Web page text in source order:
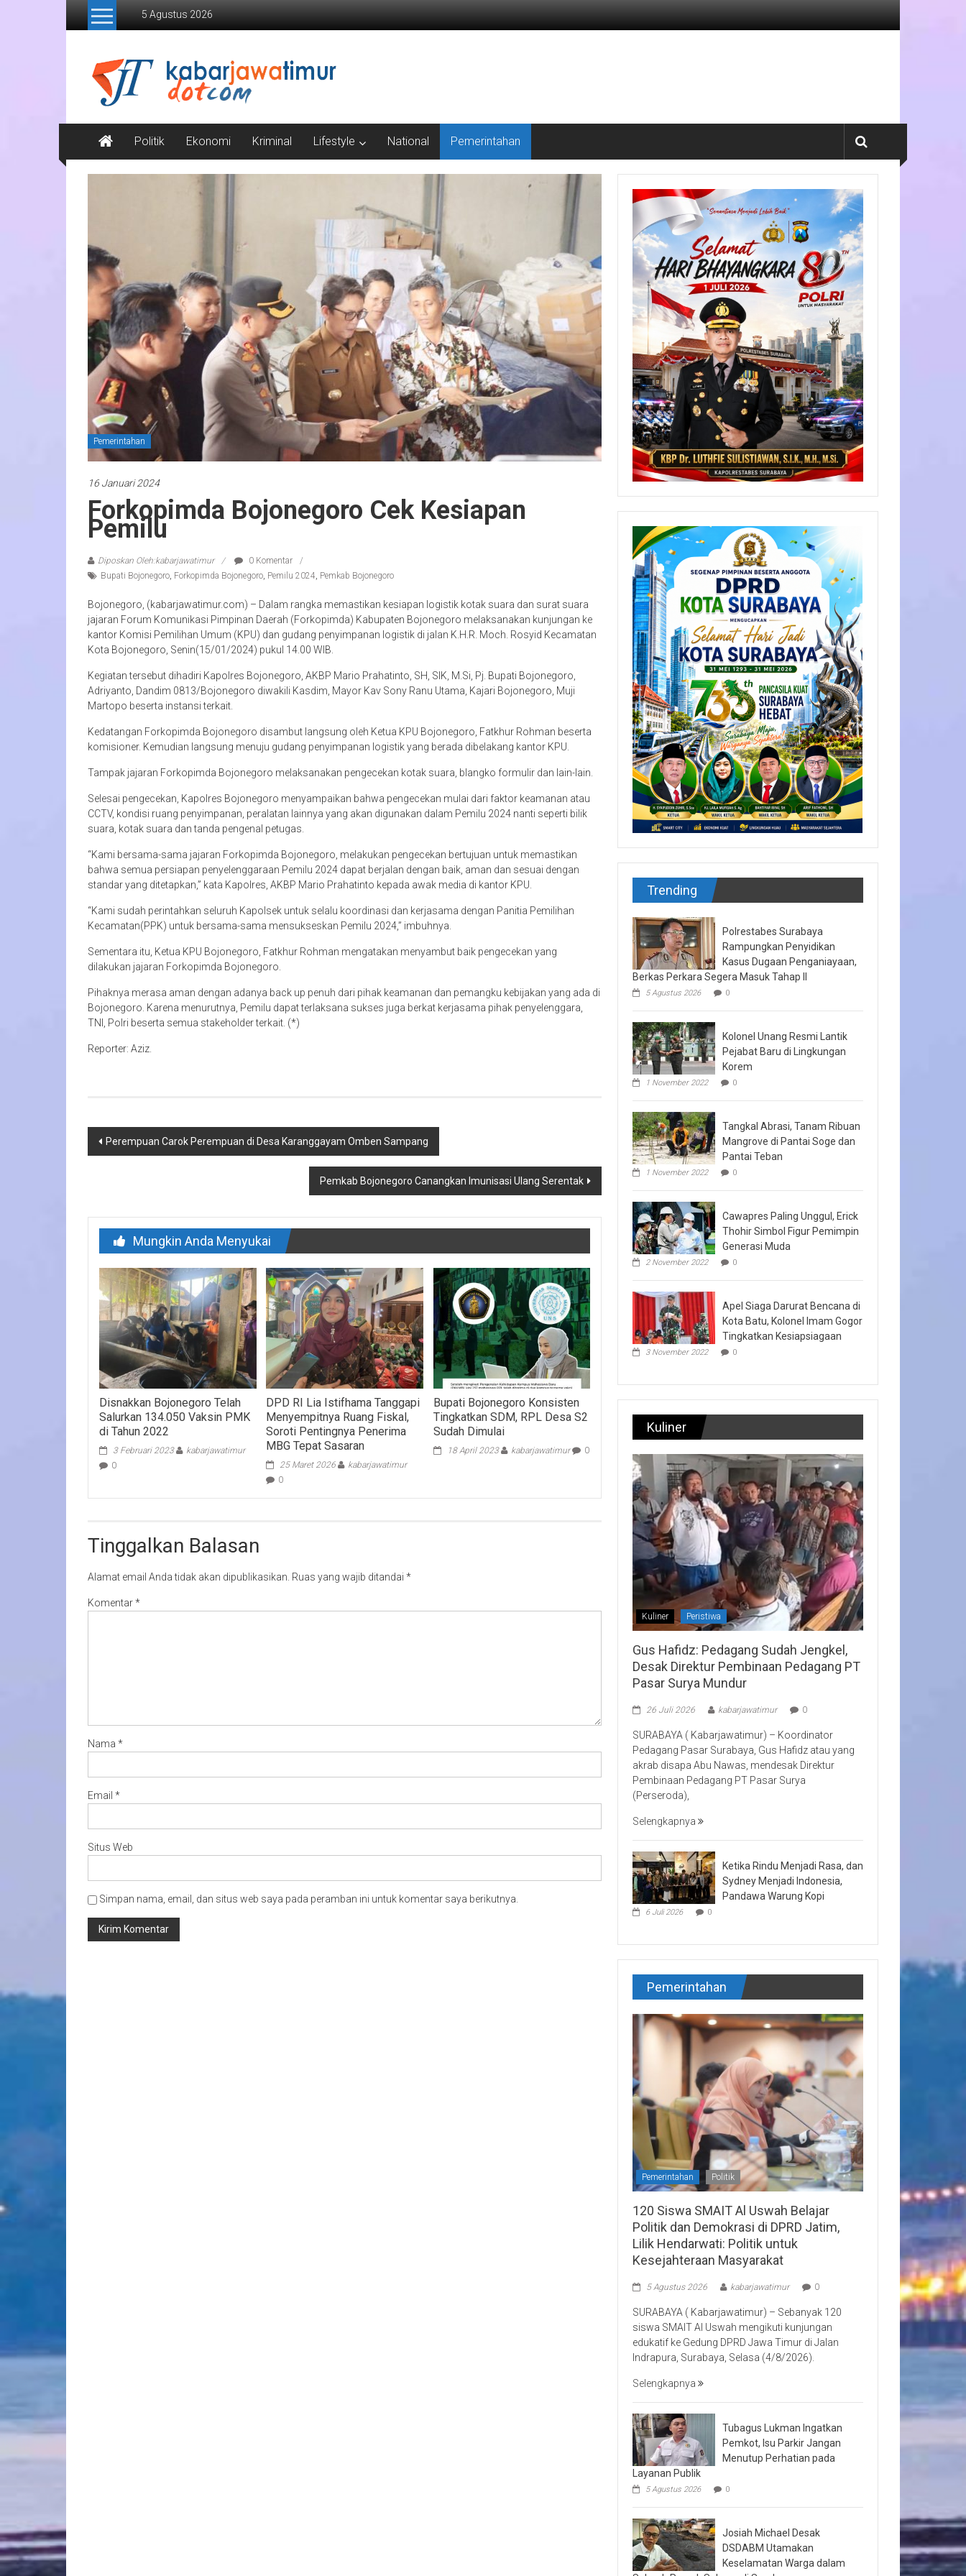
Lompat
5 Agustus 2026
Kabar
Jawa
Timur
Media
Online
Jawa
Politik Ekonomi Kriminal Lifestyle National Pemerintahan
Pemerintahan
16 Januari 2024
Forkopimda Bojonegoro Cek Kesiapan
Pemilu
Diposkan Oleh:kabarjawatimur
0 Komentar
Bupati Bojonegoro, Forkopimda Bojonegoro, Pemilu 2024, Pemkab Bojonegoro
Bojonegoro, (kabarjawatimur.com) – Dalam rangka memastikan kesiapan logistik kotak suara dan surat suara
jajaran Forum Komunikasi Pimpinan Daerah (Forkopimda) Kabupaten Bojonegoro melaksanakan kunjungan ke
kantor Komisi Pemilihan Umum (KPU) dan gudang penyimpanan logistik di jalan K.H.R. Moch. Rosyid Kecamatan
Kota Bojonegoro, Senin(15/01/2024) pukul 14.00 WIB.
Kegiatan tersebut dihadiri Kapolres Bojonegoro, AKBP Mario Prahatinto, SH, SIK, M.Si, Pj. Bupati Bojonegoro,
Adriyanto, Dandim 0813/Bojonegoro diwakili Kasdim, Mayor Kav Sony Ranu Utama, Kajari Bojonegoro, Muji
Martopo beserta instansi terkait.
Kedatangan Forkopimda Bojonegoro disambut langsung oleh Ketua KPU Bojonegoro, Fatkhur Rohman beserta
komisioner. Kemudian langsung menuju gudang penyimpanan logistik yang berada dibelakang kantor KPU.
Tampak jajaran Forkopimda Bojonegoro melaksanakan pengecekan kotak suara, blangko formulir dan lain-lain.
Selesai pengecekan, Kapolres Bojonegoro menyampaikan bahwa pengecekan mulai dari faktor keamanan atau
CCTV, kondisi ruang penyimpanan, peralatan lainnya yang akan digunakan dalam Pemilu 2024 nanti seperti bilik
suara, kotak suara dan tanda pengenal petugas.
“Kami bersama-sama jajaran Forkopimda Bojonegoro, melakukan pengecekan bertujuan untuk memastikan
bahwa semua persiapan penyelenggaraan Pemilu 2024 dapat berjalan dengan baik, aman dan sesuai dengan
standar yang ditetapkan,” kata Kapolres, AKBP Mario Prahatinto kepada awak media di kantor KPU.
“Kami sudah perintahkan seluruh Kapolsek untuk selalu koordinasi dan kerjasama dengan Panitia Pemilihan
Kecamatan(PPK) untuk bersama-sama mensukseskan Pemilu 2024,” imbuhnya.
Sementara itu, Ketua KPU Bojonegoro, Fatkhur Rohman mengatakan menyambut baik pengecekan yang
dilakukan jajaran Forkopimda Bojonegoro.
Pihaknya merasa aman dengan adanya back up penuh dari pihak keamanan dan pemangku kebijakan yang ada di
Bojonegoro. Karena menurutnya, Pemilu dapat terlaksana sukses juga berkat kerjasama pihak penyelenggara,
TNI, Polri beserta semua stakeholder terkait. (*)
Reporter: Aziz.
Navigasi
Perempuan Carok Perempuan di Desa Karanggayam Omben Sampang
Pemkab Bojonegoro Canangkan Imunisasi Ulang Serentak
Mungkin Anda Menyukai
Disnakkan Bojonegoro Telah
Salurkan 134.050 Vaksin PMK
di Tahun 2022
3 Februari 2023
kabarjawatimur
0
DPD RI Lia Istifhama Tanggapi
Menyempitnya Ruang Fiskal,
Soroti Pentingnya Penerima
MBG Tepat Sasaran
25 Maret 2026
kabarjawatimur
0
Bupati Bojonegoro Konsisten
Tingkatkan SDM, RPL Desa S2
Sudah Dimulai
18 April 2023 kabarjawatimur 0
Tinggalkan Balasan
Alamat email Anda tidak akan dipublikasikan. Ruas yang wajib ditandai *
Komentar*
Nama *
Email *
Situs Web
Simpan nama, email, dan situs web saya pada peramban ini untuk komentar saya berikutnya.
Trending
Polrestabes Surabaya
Rampungkan Penyidikan
Kasus Dugaan Penganiayaan,
Berkas Perkara Segera Masuk Tahap II
5 Agustus 2026 0
Kolonel Unang Resmi Lantik
Pejabat Baru di Lingkungan
Korem
1 November 2022 0
Tangkal Abrasi, Tanam Ribuan
Mangrove di Pantai Soge dan
Pantai Teban
1 November 2022 0
Cawapres Paling Unggul, Erick
Thohir Simbol Figur Pemimpin
Generasi Muda
2 November 2022 0
Apel Siaga Darurat Bencana di
Kota Batu, Kolonel Imam Gogor
Tingkatkan Kesiapsiagaan
3 November 2022 0
Kuliner
Kuliner Peristiwa
Gus Hafidz: Pedagang Sudah Jengkel,
Desak Direktur Pembinaan Pedagang PT
Pasar Surya Mundur
26 Juli 2026 kabarjawatimur 0
SURABAYA ( Kabarjawatimur) – Koordinator
Pedagang Pasar Surabaya, Gus Hafidz atau yang
akrab disapa Abu Nawas, mendesak Direktur
Pembinaan Pedagang PT Pasar Surya
(Perseroda),
Selengkapnya
Ketika Rindu Menjadi Rasa, dan
Sydney Menjadi Indonesia,
Pandawa Warung Kopi
6 Juli 2026 0
Pemerintahan
Pemerintahan Politik
120 Siswa SMAIT Al Uswah Belajar
Politik dan Demokrasi di DPRD Jatim,
Lilik Hendarwati: Politik untuk
Kesejahteraan Masyarakat
5 Agustus 2026 kabarjawatimur 0
SURABAYA ( Kabarjawatimur) – Sebanyak 120
siswa SMAIT Al Uswah mengikuti kunjungan
edukatif ke Gedung DPRD Jawa Timur di Jalan
Indrapura, Surabaya, Selasa (4/8/2026).
Selengkapnya
Tubagus Lukman Ingatkan
Pemkot, Isu Parkir Jangan
Menutup Perhatian pada
Layanan Publik
5 Agustus 2026 0
Josiah Michael Desak
DSDABM Utamakan
Keselamatan Warga dalam